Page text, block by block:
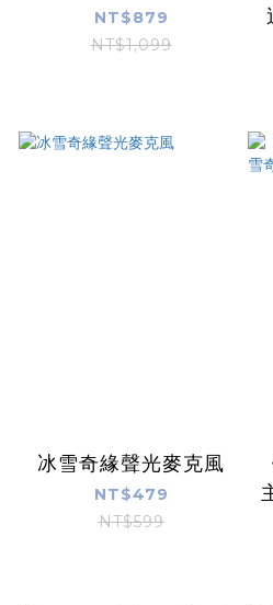
NT$879
NT$1,099
冰雪奇緣聲光麥克風
NT$479
NT$599